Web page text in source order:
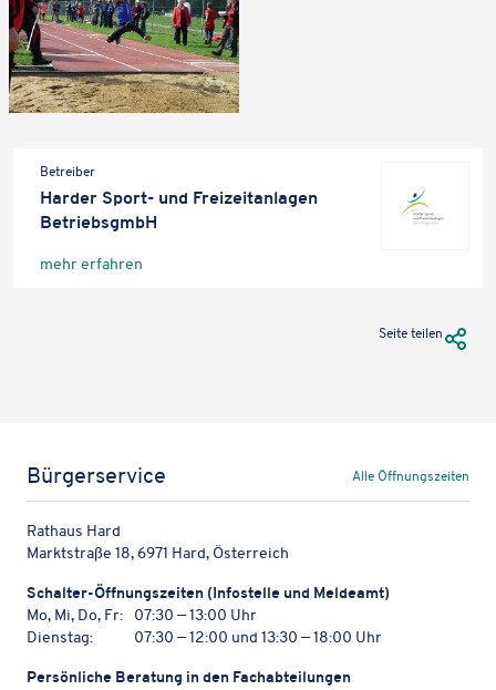
Betrei­ber
Harder Sport- und Frei­zeit­an­la­gen
BetriebsgmbH
mehr erfah­ren
Seite teilen URL
Bürgerservice Alle Öffnungszeiten
Rathaus Hard
Marktstraße 18, 6971 Hard, Österreich
Schal­ter-Öffnungs­zei­ten (Info­stelle und Meldeamt)
Mo, Mi, Do, Fr:
07:30 — 13:00 Uhr
Dienstag:
07:30 — 12:00 und 13:30 — 18:00 Uhr
Persön­li­che Bera­tung in den Fachabteilungen